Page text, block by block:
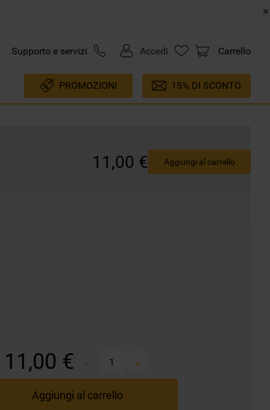
Supporto e servizi Accedi Carrello
PROMOZIONI 15% DI SCONTO
11 ,00 € Aggiungi al carrello
11 ,00 € ＋
Aggiungi al carrello